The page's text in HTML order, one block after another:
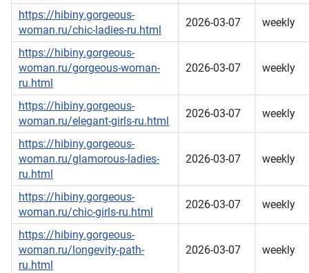
https://hibiny.gorgeous-
woman.ru/chic-ladies-ru.html
2026-03-07 weekly
https://hibiny.gorgeous-
woman.ru/gorgeous-woman-
ru.html
2026-03-07 weekly
https://hibiny.gorgeous-
woman.ru/elegant-girls-ru.html
2026-03-07 weekly
https://hibiny.gorgeous-
woman.ru/glamorous-ladies-
ru.html
2026-03-07 weekly
https://hibiny.gorgeous-
woman.ru/chic-girls-ru.html
2026-03-07 weekly
https://hibiny.gorgeous-
woman.ru/longevity-path-
ru.html
2026-03-07 weekly